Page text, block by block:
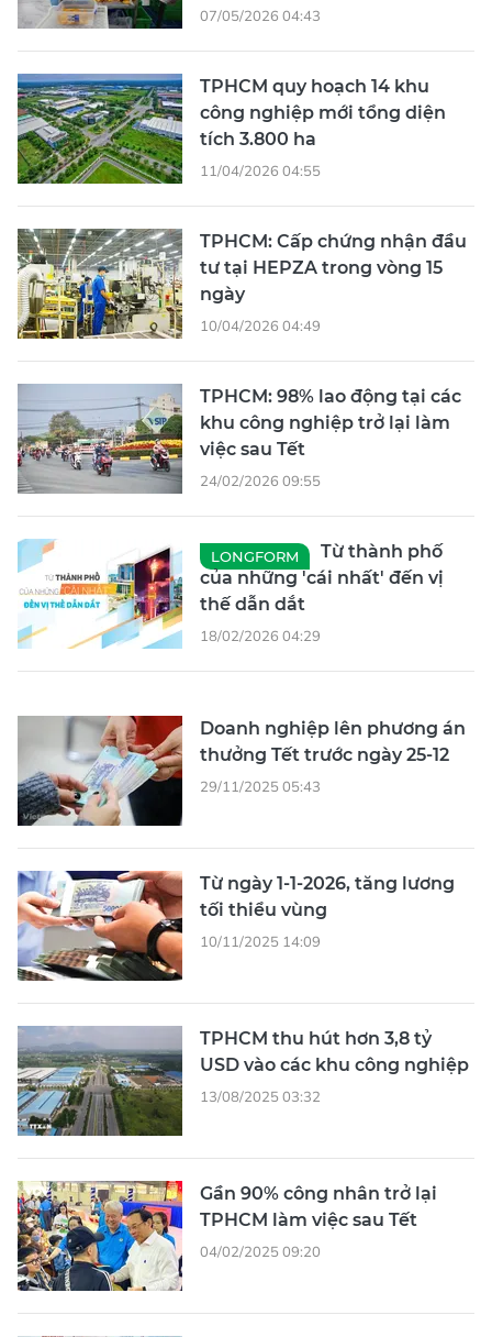
07/05/2026 04:43
TPHCM quy hoạch 14 khu
công nghiệp mới tổng diện
tích 3.800 ha
11/04/2026 04:55
TPHCM: Cấp chứng nhận đầu
tư tại HEPZA trong vòng 15
ngày
10/04/2026 04:49
TPHCM: 98% lao động tại các
khu công nghiệp trở lại làm
việc sau Tết
24/02/2026 09:55
LONGFORM
Từ thành phố
của những 'cái nhất' đến vị
thế dẫn dắt
18/02/2026 04:29
Doanh nghiệp lên phương án
thưởng Tết trước ngày 25-12
29/11/2025 05:43
Từ ngày 1-1-2026, tăng lương
tối thiểu vùng
10/11/2025 14:09
TPHCM thu hút hơn 3,8 tỷ
USD vào các khu công nghiệp
13/08/2025 03:32
Gần 90% công nhân trở lại
TPHCM làm việc sau Tết
04/02/2025 09:20